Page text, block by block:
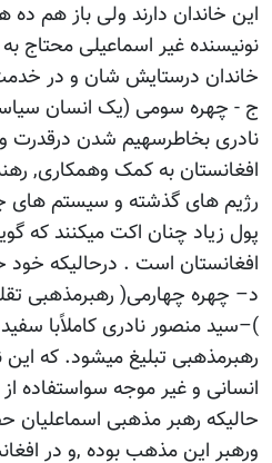
این خاندان دارند ولی باز هم
نونیسنده غیر اسماعیلی محتاج
خاندان درستایش شان و در
ج - چهره سومی (یک انسان
نادری بخاطرسهیم شدن درقدرت
افغانستان به کمک وهمکاری,
رژیم های گذشته و سیستم
پول زیاد چنان اکت میکنند که
افغانستان است . درحالیکه خود
د– چهره چهارمی( رهبرمذهبی
)–سید منصور نادری کاملاًبا
رهبرمذهبی تبلیغ میشود. که
انسانی و غیر موجه سواستفاده
حالیکه رهبر مذهبی اسماعلیان
ورهبر این مذهب بوده ,و در